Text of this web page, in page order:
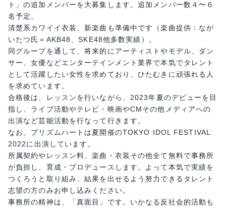
ト」の追加メンバーを大募集します。追加メンバー数４〜６
名予定。
清楚系カワイイ衣装、新楽曲も準備中です（楽曲提供：なが
いたつ氏＝AKB48、SKE48他多数実績）。
同グループを通して、将来的にアーティストやモデル、ダン
サー、女優などエンターテインメント業界で本気でタレント
として活躍したい女性を求めており、ひたむきに頑張れる人
を求めています。
合格後は、レッスンを行いながら、2023年夏のデビューを目
指し、ライブ活動やテレビ・映画やCMその他メディアへの
出演など芸能活動を行なって行きます。
なお、プリズムハートは夏開催のTOKYO IDOL FESTIVAL
2022に出演しています。
所属契約やレッスン料、楽曲・衣装その他全て無料で事務所
が負担し、育成・プロデュースします。よって本気で実績を
つくろうと取り組み、結果を出せるよう努力できるタレント
志望の方のみお申し込みください。
事務所の精神は、「真面目」です。いかなる反社会的活動も